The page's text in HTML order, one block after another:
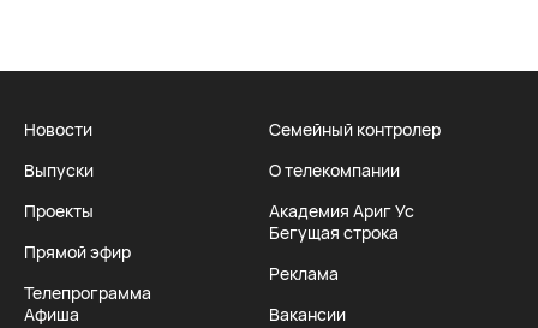
Новости
Выпуски
Проекты
Прямой эфир
Телепрограмма
Афиша
Семейный контролер
О телекомпании
Академия Ариг Ус
Бегущая строка
Реклама
Вакансии